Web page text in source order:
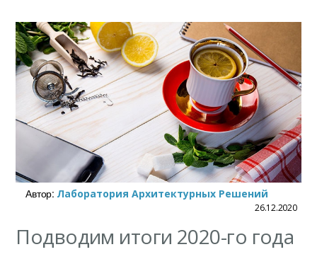
Автор: Лаборатория Архитектурных Решений
26.12.2020
Подводим итоги 2020-го года